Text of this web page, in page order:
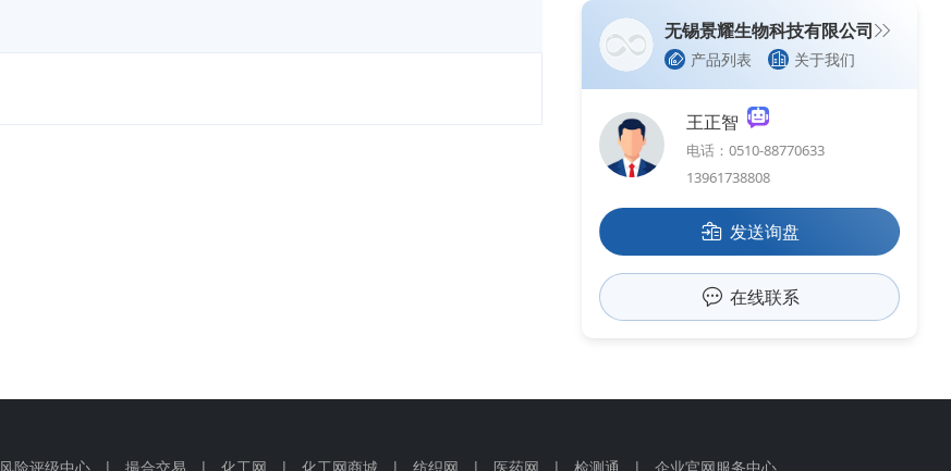
无锡景耀生物科技有限公司
产品列表 关于我们
王正智
电话：0510-88770633
13961738808
发送询盘
在线联系